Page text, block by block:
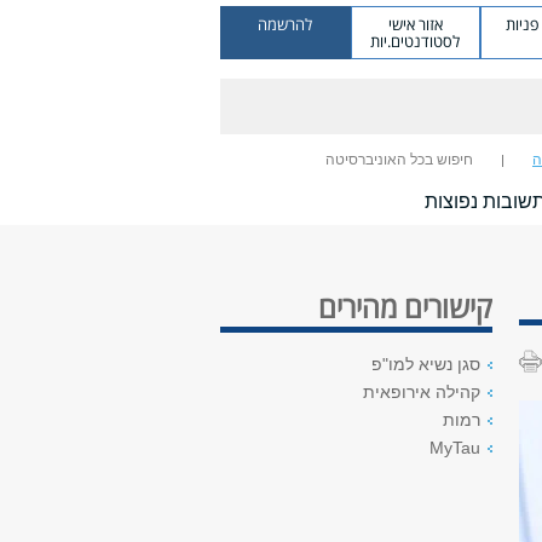
אזור אישי
לסטודנטים.יות
להרשמה
חיפוש בכל האוניברסיטה
נפוצות
קישורים מהירים
סגן נשיא למו"פ
קהילה אירופאית
רמות
MyTau